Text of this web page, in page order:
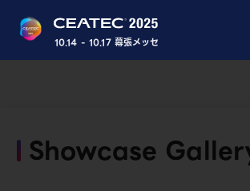
10.14 - 10.17 幕張メッセ
Showcase